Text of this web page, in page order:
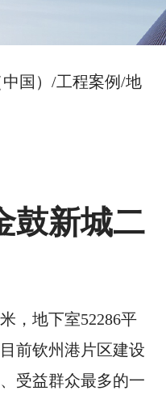
中国）/工程案例/地
鼓新城二
，地下室52286平
前钦州港片区建设
受益群众最多的一